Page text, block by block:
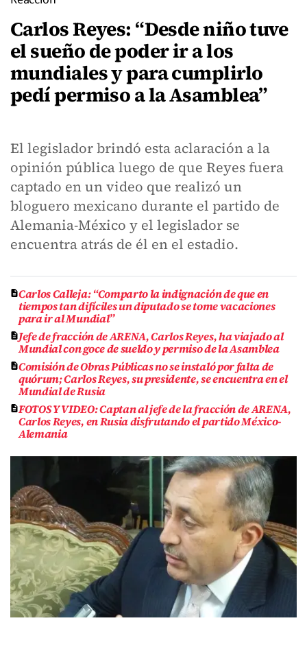
Carlos Reyes: “Desde niño tuve
el sueño de poder ir a los
mundiales y para cumplirlo
pedí permiso a la Asamblea”
El legislador brindó esta aclaración a la
opinión pública luego de que Reyes fuera
captado en un video que realizó un
bloguero mexicano durante el partido de
Alemania-México y el legislador se
encuentra atrás de él en el estadio.
Carlos Calleja: “Comparto la indignación de que en
tiempos tan difíciles un diputado se tome vacaciones
para ir al Mundial”
Jefe de fracción de ARENA, Carlos Reyes, ha viajado al
Mundial con goce de sueldo y permiso de la Asamblea
Comisión de Obras Públicas no se instaló por falta de
quórum; Carlos Reyes, su presidente, se encuentra en el
Mundial de Rusia
FOTOS Y VIDEO: Captan al jefe de la fracción de ARENA,
Carlos Reyes, en Rusia disfrutando el partido México-
Alemania